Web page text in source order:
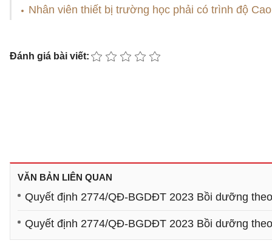
Nhân viên thiết bị trường học phải có trình độ
Đánh giá bài viết:
VĂN BẢN LIÊN QUAN
Quyết định 2774/QĐ-BGDĐT 2023 Bồi dưỡng
Quyết định 2774/QĐ-BGDĐT 2023 Bồi dưỡng